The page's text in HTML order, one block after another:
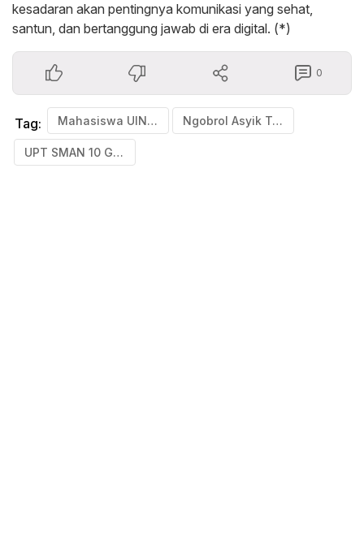
kesadaran akan pentingnya komunikasi yang sehat,
santun, dan bertanggung jawab di era digital. (*)
0
Tag: Mahasiswa UIN Alauddin Makassar Gelar Seminar Ngobrol Asyik Tanpa Sakit Hati
UPT SMAN 10 Gowa